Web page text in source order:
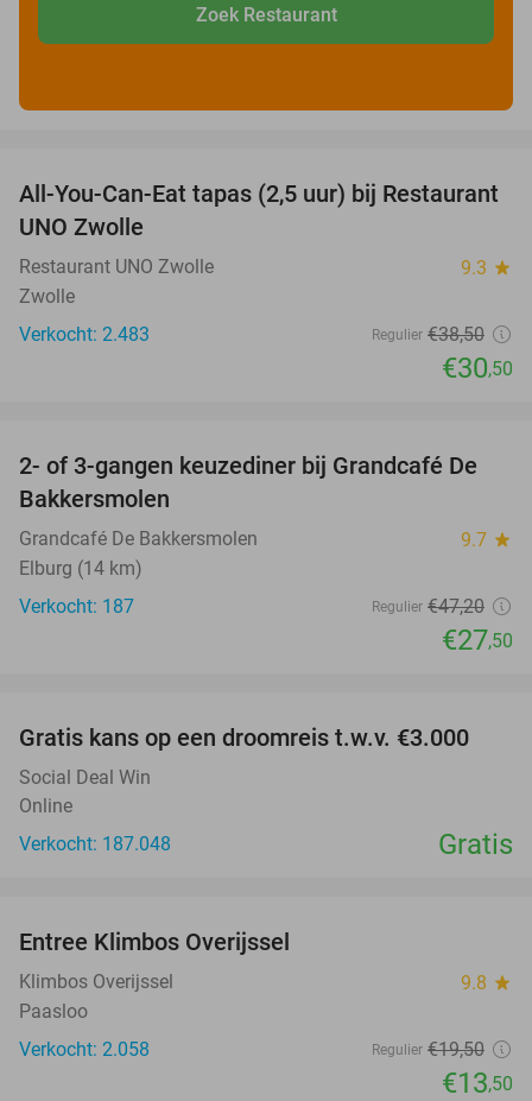
Zoek Restaurant
21%
All-You-Can-Eat tapas (2,5 uur) bij Restaurant
UNO Zwolle
Restaurant UNO Zwolle 9.3 star
Zwolle
Verkocht: 2.483
Regulier €38,50
€30,50
42%
2- of 3-gangen keuzediner bij Grandcafé De
Bakkersmolen
Grandcafé De Bakkersmolen 9.7 star
Elburg (14 km)
Verkocht: 187
Regulier €47,20
€27,50
Gratis kans op een droomreis t.w.v. €3.000
Social Deal Win
Online
Verkocht: 187.048
Gratis
Entree Klimbos Overijssel
Klimbos Overijssel 9.8 star
Paasloo
Verkocht: 2.058
Regulier €19,50
€13,50